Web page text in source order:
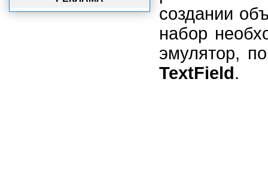
создании
набор
эмулятор,
TextField.